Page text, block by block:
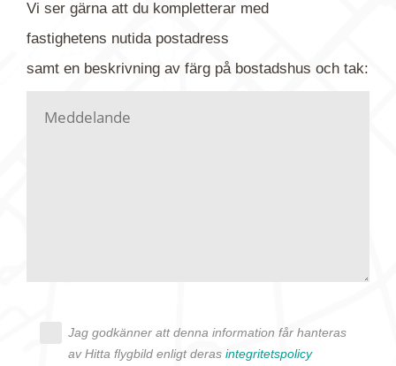
gärna av tavlan och bifoga bilden. Skicka sedan
din förfrågan till oss.
kontaktar dig så fort vi kan, givetvis utan
Vi ser gärna att du kompletterar med
fastighetens nutida postadress
samt en beskrivning av färg på bostadshus och tak:
Jag godkänner att denna information får hanteras
av Hitta flygbild enligt deras integritetspolicy